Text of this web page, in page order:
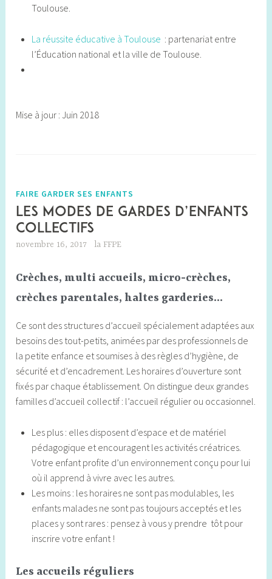
Toulouse.
La réussite éducative à Toulouse : partenariat entre
l’Éducation national et la ville de Toulouse.
Mise à jour : Juin 2018
FAIRE GARDER SES ENFANTS
Les modes de gardes d’enfants
collectifs
novembre 16, 2017 la FFPE
Crèches, multi accueils, micro-crèches,
crèches parentales, haltes garderies…
Ce sont des structures d’accueil spécialement adaptées aux
besoins des tout-petits, animées par des professionnels de
la petite enfance et soumises à des règles d’hygiène, de
sécurité et d’encadrement. Les horaires d’ouverture sont
fixés par chaque établissement. On distingue deux grandes
familles d’accueil collectif : l’accueil régulier ou occasionnel.
Les plus : elles disposent d’espace et de matériel
pédagogique et encouragent les activités créatrices.
Votre enfant profite d’un environnement conçu pour lui
où il apprend à vivre avec les autres.
Les moins : les horaires ne sont pas modulables, les
enfants malades ne sont pas toujours acceptés et les
places y sont rares : pensez à vous y prendre tôt pour
inscrire votre enfant !
Les accueils réguliers